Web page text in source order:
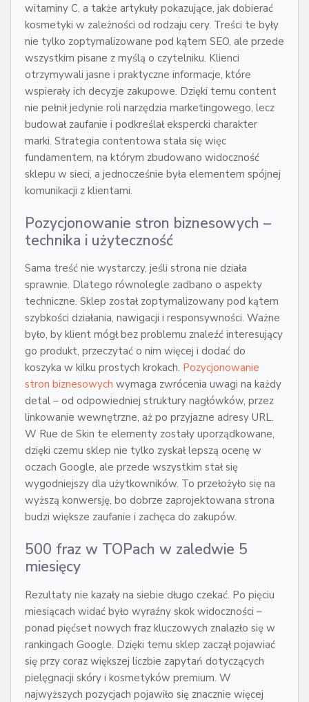
witaminy C, a także artykuły pokazujące, jak dobierać
kosmetyki w zależności od rodzaju cery. Treści te były
nie tylko zoptymalizowane pod kątem SEO, ale przede
wszystkim pisane z myślą o czytelniku. Klienci
otrzymywali jasne i praktyczne informacje, które
wspierały ich decyzje zakupowe. Dzięki temu content
nie pełnił jedynie roli narzędzia marketingowego, lecz
budował zaufanie i podkreślał ekspercki charakter
marki. Strategia contentowa stała się więc
fundamentem, na którym zbudowano widoczność
sklepu w sieci, a jednocześnie była elementem spójnej
komunikacji z klientami.
Pozycjonowanie stron biznesowych –
technika i użyteczność
Sama treść nie wystarczy, jeśli strona nie działa
sprawnie. Dlatego równolegle zadbano o aspekty
techniczne. Sklep został zoptymalizowany pod kątem
szybkości działania, nawigacji i responsywności. Ważne
było, by klient mógł bez problemu znaleźć interesujący
go produkt, przeczytać o nim więcej i dodać do
koszyka w kilku prostych krokach. Pozycjonowanie
stron biznesowych wymaga zwrócenia uwagi na każdy
detal – od odpowiedniej struktury nagłówków, przez
linkowanie wewnętrzne, aż po przyjazne adresy URL.
W Rue de Skin te elementy zostały uporządkowane,
dzięki czemu sklep nie tylko zyskał lepszą ocenę w
oczach Google, ale przede wszystkim stał się
wygodniejszy dla użytkowników. To przełożyło się na
wyższą konwersję, bo dobrze zaprojektowana strona
budzi większe zaufanie i zachęca do zakupów.
500 fraz w TOPach w zaledwie 5
miesięcy
Rezultaty nie kazały na siebie długo czekać. Po pięciu
miesiącach widać było wyraźny skok widoczności –
ponad pięćset nowych fraz kluczowych znalazło się w
rankingach Google. Dzięki temu sklep zaczął pojawiać
się przy coraz większej liczbie zapytań dotyczących
pielęgnacji skóry i kosmetyków premium. W
najwyższych pozycjach pojawiło się znacznie więcej